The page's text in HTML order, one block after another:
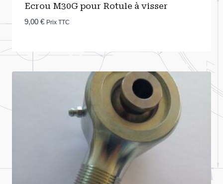
Ecrou M30G pour Rotule à visser
9,00 € Prix TTC